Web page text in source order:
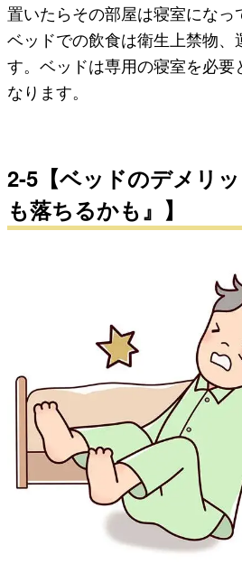
置いたらその部屋は寝室になっ
ベッドでの飲食は衛生上禁物、
す。ベッドは専用の寝室を必要
なります。
2-5【ベッドのデメリ
も落ちるかも』】